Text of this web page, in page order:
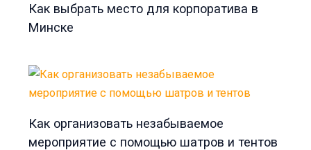
Как выбрать место для корпоратива в
Минске
Как организовать незабываемое
мероприятие с помощью шатров и тентов